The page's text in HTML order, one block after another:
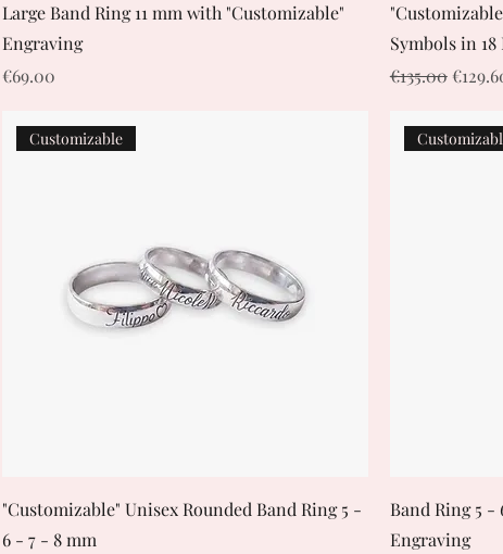
Large Band Ring 11 mm with "Customizable"
Engraving
Price
€69.00
Symbols in 18
Regular Price
€135.00 Sale
Customizable
"Customizable" Unisex Rounded Band Ring 5 -
6 - 7 - 8 mm
Band Ring 5 -
Engraving